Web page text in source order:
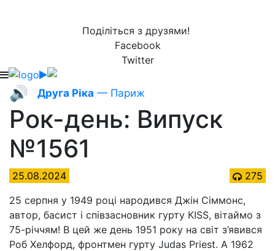
Поділіться з друзями!
Facebook
Twitter
🔊 Друга Ріка — Париж
Рок-день: Випуск
№1561
25.08.2024
275
25 серпня у 1949 році народився Джін Сіммонс,
автор, басист і співзасновник гурту КІSS, вітаймо з
75-річчям! В цей же день 1951 року на світ з’явився
Роб Хелфорд, фронтмен гурту Judas Priest. А 1962